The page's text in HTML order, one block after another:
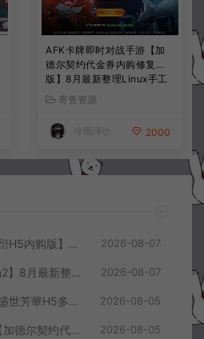
AFK卡牌即时对战手游【加
德尔契约代金券内购修复
版】8月最新整理Linux手工
服务端+前后端全套源码+CD
K授权后台+安卓苹果双端
+详细搭建教程+视频教程
寄售资源
冷雨泽ღ 2000
三网H5游戏【九州长生衍H5内购版】8月最新整理Linux手工服务端+管理后台+GM授权后台+简易安卓客户端+详细搭建教程+视频教程 2026-08-07
MT3换皮MH【大梦一场2】8月最新整理Linux手工服务端+源码+管理后台+安卓苹果双端+详细搭建教程+视频教程 2026-08-07
三网H5宫斗养成游戏【盛世芳華H5多区跨服代金券内购优化版】8月最新整理Linux手工服务端+CDK授权后台+全资源安卓+详细搭建教程+视频教程 2026-08-05
AFK卡牌即时对战手游【加德尔契约代金券内购修复版】8月最新整理Linux手工服务端+前后端全套源码+CDK授权后台+安卓苹果双端+详细搭建教程+视频教程 2026-08-05